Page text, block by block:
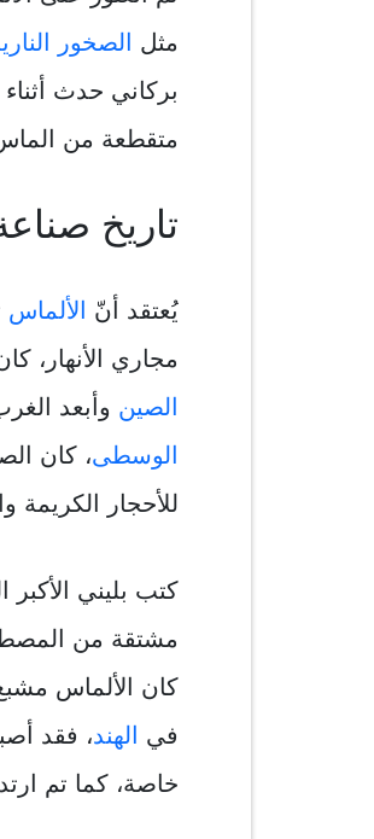
مثل
الصخور
بركاني حدث
متقطعة من
تاريخ
يُعتقد أنّ الألماس
مجاري الأنهار،
الصين وأبعد
الوسطى، كان
للأحجار الكريمة
كتب بليني
كان الألماس
في
الهند، فقد
خاصة، كما تم